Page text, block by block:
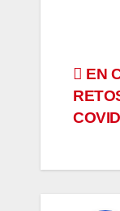
de
EN